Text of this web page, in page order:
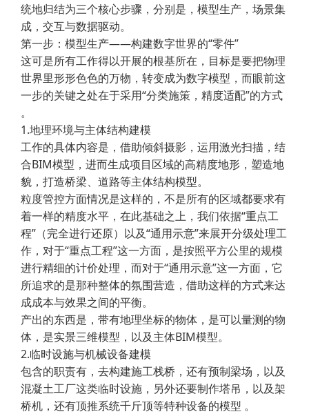
统地归结为三个核心步骤，分别是，模型生产，场景集
成，交互与数据驱动。
第一步：模型生产——构建数字世界的“零件”
这可是所有工作得以开展的根基所在，目标是要把物理
世界里形形色色的万物，转变成为数字模型，而眼前这
一步的关键之处在于采用“分类施策，精度适配”的方式
。
1.地理环境与主体结构建模
工作的具体内容是，借助倾斜摄影，运用激光扫描，结
合BIM模型，进而生成项目区域的高精度地形，塑造地
貌，打造桥梁、道路等主体结构模型。
粒度管控方面情况是这样的，不是所有的区域都要求有
着一样的精度水平，在此基础之上，我们依据“重点工
程”（完全进行还原）以及“通用示意”来展开分级处理工
作，对于“重点工程”这一方面，是按照平方公里的规模
进行精细的计价处理，而对于“通用示意”这一方面，它
所追求的是那种整体的氛围营造，借助这样的方式来达
成成本与效果之间的平衡。
产出的东西是，带有地理坐标的物体，是可以量测的物
体，是实景三维模型，以及主体BIM模型。
2.临时设施与机械设备建模
包含的职责有，去构建施工栈桥，还有预制梁场，以及
混凝土工厂这类临时设施，另外还要制作塔吊，以及架
桥机，还有顶推系统千斤顶等特种设备的模型 。